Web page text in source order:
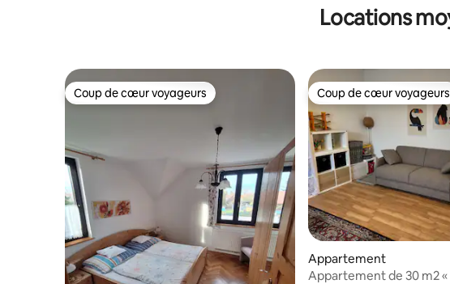
Locations
Coup de cœur voyageurs
Coup de cœur voyageurs Coup de cœur voyageurs
Coup de cœur voyageurs
Appartement
Appartement de 30 m2 «